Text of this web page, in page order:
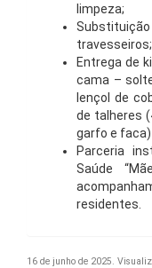
limpeza;
travesseiros;
Entrega de
cama –
lençol de
de talheres
garfo e
Parceria
Saúde
residentes.
16 de junho de 2025.